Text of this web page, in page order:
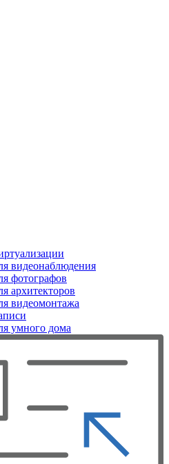
видеонаблюдения
фотографов
архитекторов
видеомонтажа
умного дома